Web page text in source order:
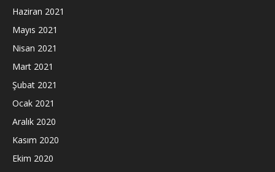
Haziran 2021
Mayıs 2021
Nisan 2021
Mart 2021
Şubat 2021
Ocak 2021
Aralık 2020
Kasım 2020
Ekim 2020